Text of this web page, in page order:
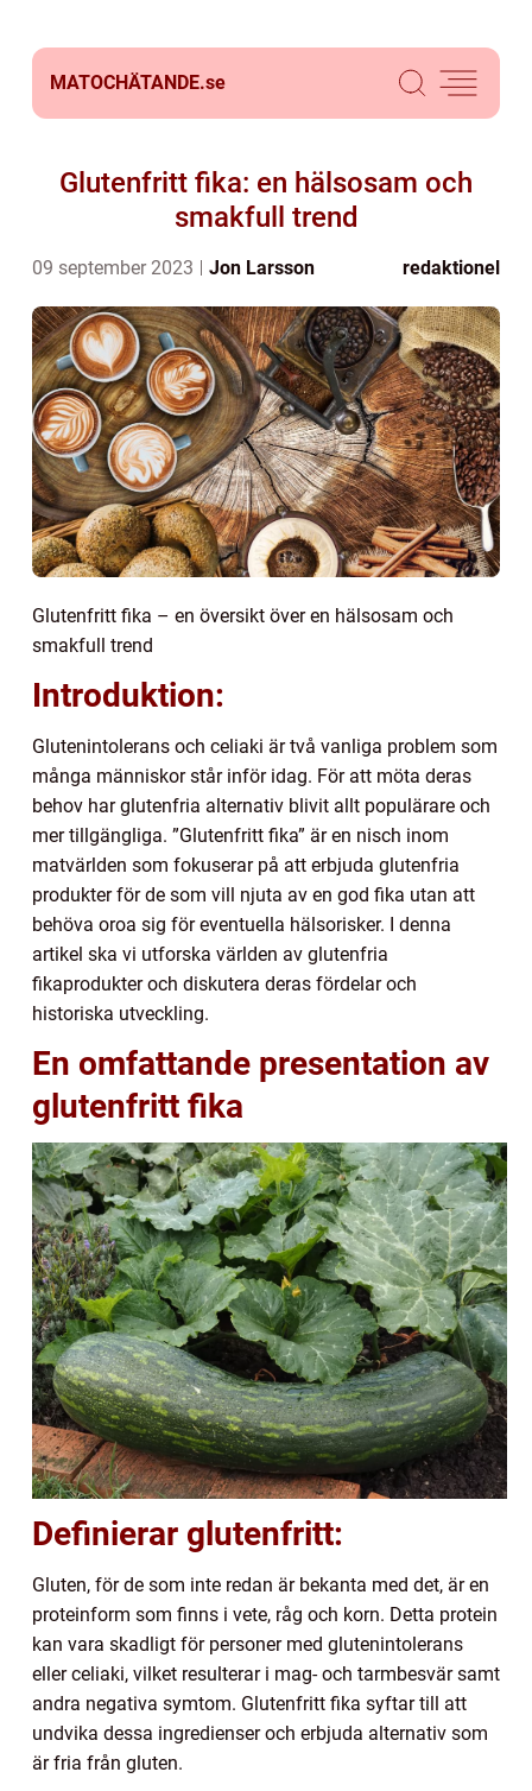
MATOCHÄTANDE.se
Glutenfritt fika: en hälsosam och
smakfull trend
09 september 2023 Jon Larsson redaktionel
Glutenfritt fika – en översikt över en hälsosam och
smakfull trend
Introduktion:
Glutenintolerans och celiaki är två vanliga problem som
många människor står inför idag. För att möta deras
behov har glutenfria alternativ blivit allt populärare och
mer tillgängliga. ”Glutenfritt fika” är en nisch inom
matvärlden som fokuserar på att erbjuda glutenfria
produkter för de som vill njuta av en god fika utan att
behöva oroa sig för eventuella hälsorisker. I denna
artikel ska vi utforska världen av glutenfria
fikaprodukter och diskutera deras fördelar och
historiska utveckling.
En omfattande presentation av
glutenfritt fika
Definierar glutenfritt:
Gluten, för de som inte redan är bekanta med det, är en
proteinform som finns i vete, råg och korn. Detta protein
kan vara skadligt för personer med glutenintolerans
eller celiaki, vilket resulterar i mag- och tarmbesvär samt
andra negativa symtom. Glutenfritt fika syftar till att
undvika dessa ingredienser och erbjuda alternativ som
är fria från gluten.